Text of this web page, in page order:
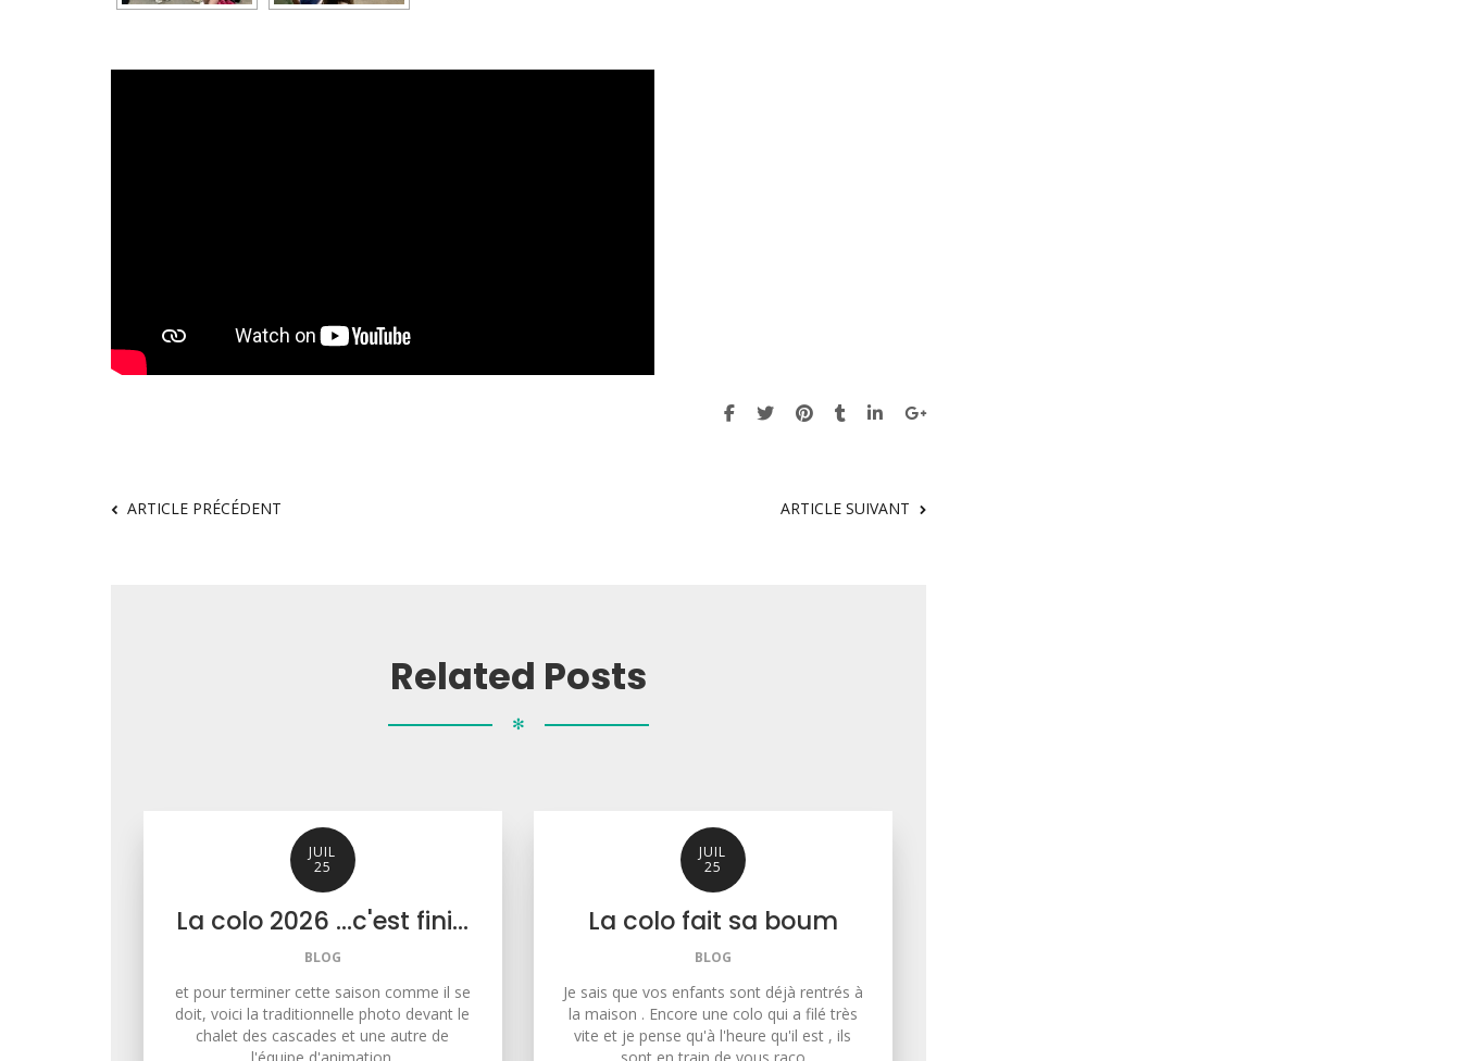
ARTICLE PRÉCÉDENT ARTICLE SUIVANT
Related Posts
✻
JUIL
25
La colo 2026 ...c'est fini...
BLOG
et pour terminer cette saison comme il se
doit, voici la traditionnelle photo devant le
chalet des cascades et une autre de
JUIL
25
La colo fait sa boum
BLOG
Je sais que vos enfants sont déjà rentrés à
la maison . Encore une colo qui a filé très
vite et je pense qu'à l'heure qu'il est , ils